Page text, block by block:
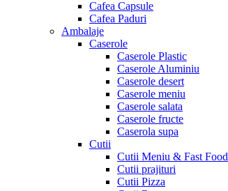
Cafea Capsule
Cafea Paduri
Ambalaje
Caserole
Caserole Plastic
Caserole Aluminiu
Caserole desert
Caserole meniu
Caserole salata
Caserole fructe
Caserola supa
Cutii
Cutii Meniu & Fast Food
Cutii prajituri
Cutii Pizza